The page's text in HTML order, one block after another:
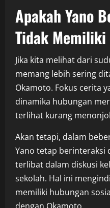
Apakah Yano
Tidak Memiliki
Jika kita melihat dari
memang lebih sering
Okamoto. Fokus cerita
dinamika hubungan
terlihat kurang
Akan tetapi, dalam
Yano tetap berinteraksi
terlibat dalam diskusi
sekolah. Hal ini
memiliki hubungan